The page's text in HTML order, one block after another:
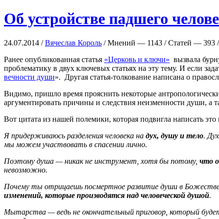
Об устройстве падшего
24.07.2014 /Вячеслав Король / Мнений — 1143 / Статей — 393 /
Ранее опубликованная статья «Церковь и ключи» вызвала
проблематику в двух ключевых статьях на эту тему. И если
вечности души». Другая статья-толкование написана о
Видимо, пришло время прояснить некоторые
аргументировать причины и следствия неизменности души, а
Вот цитата из нашей полемики, которая подвигла написать
Я придерживаюсь разделения человека на дух, душу и тело.
мы можем участвовать в спасении лично.
Поэтому душа — никак не инструмент, хотя бы потому, что
невозможно.
Почему ты отрицаешь посмертное развитие души в
изменений, которые производятся над человеческой душой.
Мытарства — ведь не окончательный приговор, который